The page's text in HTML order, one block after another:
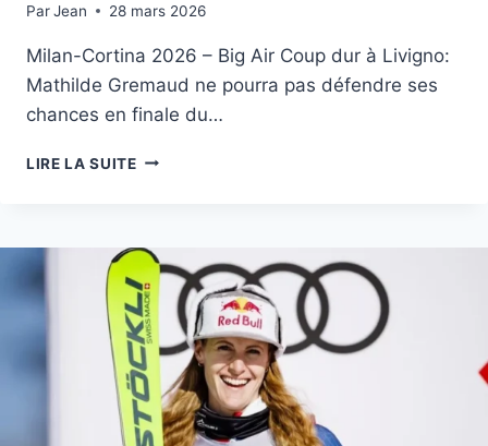
ParJean
16 février 202628 mars 2026
Milan-Cortina 2026 – Big Air Coup dur à Livigno:
Mathilde Gremaud ne pourra pas défendre ses
chances en finale du…
LIRE LA SUITEMATHILDE
LA
FINALE
APRÈS
UNE
CHUTE